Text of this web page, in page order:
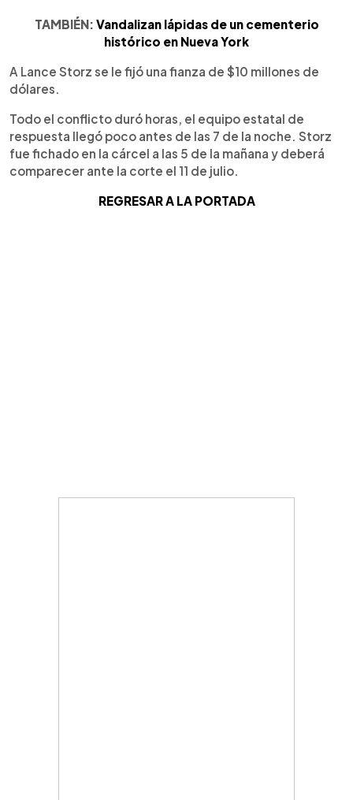
TAMBIÉN: Vandalizan lápidas de un cementerio
histórico en Nueva York
A Lance Storz se le fijó una fianza de $10 millones de
dólares.
Todo el conflicto duró horas, el equipo estatal de
respuesta llegó poco antes de las 7 de la noche. Storz
fue fichado en la cárcel a las 5 de la mañana y deberá
comparecer ante la corte el 11 de julio.
REGRESAR A LA PORTADA